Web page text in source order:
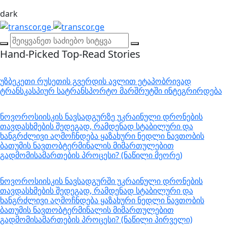
dark
Hand-Picked Top-Read Stories
უზბეკეთი რუსეთის გვერდის ავლით ეტაპობრივად
ტრანსკასპიურ სატრანსპორტო მარშრუტში ინტეგრირდება
ნოვოროსიისკის ნავსადგურზე უკრაინული დრონების
თავდასხმების შედეგად, რამდენად სტაბილური და
ხანგრძლივი აღმოჩნდება ყაზახური ნედლი ნავთობის
ბათუმის ნავთობტერმინალის მიმართულებით
გადმომისამართების პროცესი? (ნაწილი მეორე)
ნოვოროსიისკის ნავსადგურში უკრაინული დრონების
თავდასხმების შედეგად, რამდენად სტაბილური და
ხანგრძლივი აღმოჩნდება ყაზახური ნედლი ნავთობის
ბათუმის ნავთობტერმინალის მიმართულებით
გადმომისამართების პროცესი? (ნაწილი პირველი)